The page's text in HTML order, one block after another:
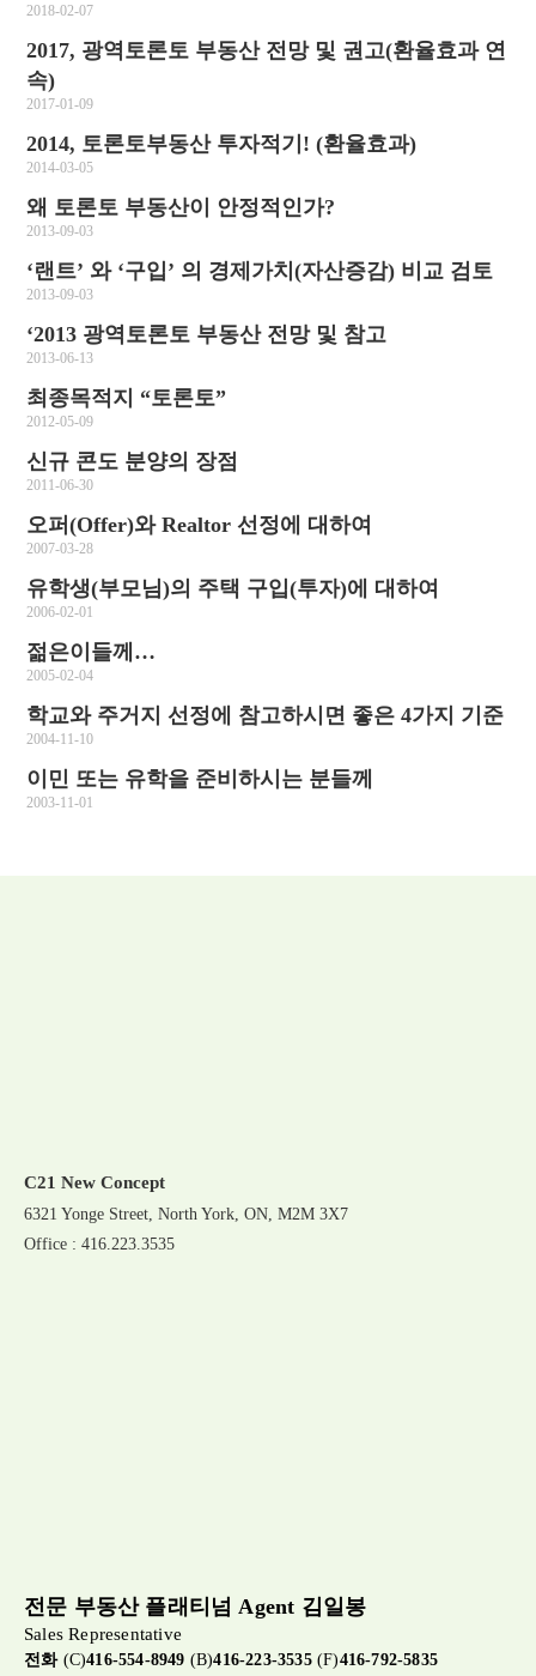
2018-02-07
2017, 광역토론토 부동산 전망 및 권고(환율효과 연
속)
2017-01-09
2014, 토론토부동산 투자적기! (환율효과)
2014-03-05
왜 토론토 부동산이 안정적인가?
2013-09-03
‘랜트’ 와 ‘구입’ 의 경제가치(자산증감) 비교 검토
2013-09-03
‘2013 광역토론토 부동산 전망 및 참고
2013-06-13
최종목적지 “토론토”
2012-05-09
신규 콘도 분양의 장점
2011-06-30
오퍼(Offer)와 Realtor 선정에 대하여
2007-03-28
유학생(부모님)의 주택 구입(투자)에 대하여
2006-02-01
젊은이들께…
2005-02-04
학교와 주거지 선정에 참고하시면 좋은 4가지 기준
2004-11-10
이민 또는 유학을 준비하시는 분들께
2003-11-01
C21 New Concept
6321 Yonge Street, North York, ON, M2M 3X7
Office : 416.223.3535
전문 부동산 플래티넘 Agent 김일봉
Sales Representative
전화(C)416-554-8949 (B)416-223-3535(F)416-792-5835